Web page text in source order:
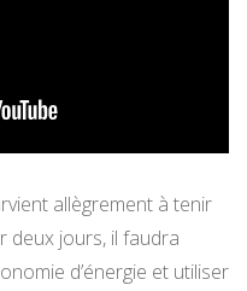
allègrement à tenir
deux jours, il faudra
d’énergie et utiliser